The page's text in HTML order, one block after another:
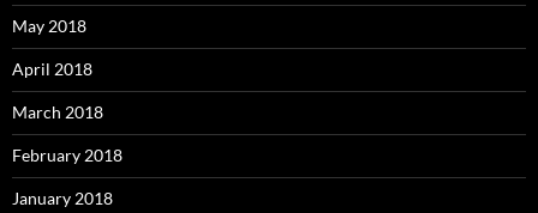
May 2018
April 2018
March 2018
February 2018
January 2018